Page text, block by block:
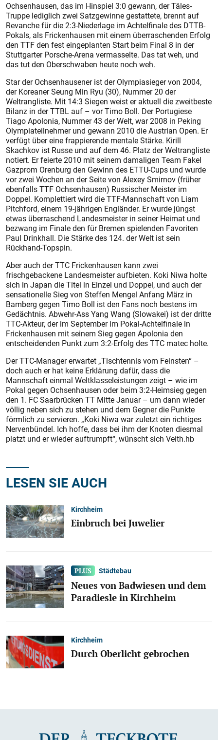
Ochsenhausen, das im Hinspiel 3:0 gewann, der Täles-
Truppe lediglich zwei Satzgewinne gestattete, brennt auf
Revanche für die 2:3-Niederlage im Achtelfinale des DTTB-
Pokals, als Frickenhausen mit einem überraschenden Erfolg
den TTF den fest eingeplanten Start beim Final 8 in der
Stuttgarter Porsche-Arena vermasselte. Das tat weh, und
das tut den Oberschwaben heute noch weh.
Star der Ochsenhausener ist der Olympiasieger von 2004,
der Koreaner Seung Min Ryu (30), Nummer 20 der
Weltrangliste. Mit 14:3 Siegen weist er aktuell die zweitbeste
Bilanz in der TTBL auf – vor Timo Boll. Der Portugiese
Tiago Apolonia, Nummer 43 der Welt, war 2008 in Peking
Olympiateilnehmer und gewann 2010 die Austrian Open. Er
verfügt über eine frappierende mentale Stärke. Kirill
Skachkov ist Russe und auf dem 46. Platz der Weltrangliste
notiert. Er feierte 2010 mit seinem damaligen Team Fakel
Gazprom Orenburg den Gewinn des ETTU-Cups und wurde
vor zwei Wochen an der Seite von Alexey Smirnov (früher
ebenfalls TTF Ochsenhausen) Russischer Meister im
Doppel. Komplettiert wird die TTF-Mannschaft von Liam
Pitchford, einem 19-jährigen Engländer. Er wurde jüngst
etwas überraschend Landesmeister in seiner Heimat und
bezwang im Finale den für Bremen spielenden Favoriten
Paul Drinkhall. Die Stärke des 124. der Welt ist sein
Rückhand-Topspin.
Aber auch der TTC Frickenhausen kann zwei
frischgebackene Landesmeister aufbieten. Koki Niwa holte
sich in Japan die Titel in Einzel und Doppel, und auch der
sensationelle Sieg von Steffen Mengel Anfang März in
Bamberg gegen Timo Boll ist den Fans noch bestens im
Gedächtnis. Abwehr-Ass Yang Wang (Slowakei) ist der dritte
TTC-Akteur, der im September im Pokal-Achtelfinale in
Frickenhausen mit seinem Sieg gegen Apolonia den
entscheidenden Punkt zum 3:2-Erfolg des TTC matec holte.
Der TTC-Manager erwartet „Tischtennis vom Feinsten“ –
doch auch er hat keine Erklärung dafür, dass die
Mannschaft einmal Weltklasseleistungen zeigt – wie im
Pokal gegen Ochsenhausen oder beim 3:2-Heimsieg gegen
den 1. FC Saarbrücken TT Mitte Januar – um dann wieder
völlig neben sich zu stehen und dem Gegner die Punkte
förmlich zu servieren. „Koki Niwa war zuletzt ein richtiges
Nervenbündel. Ich hoffe, dass bei ihm der Knoten diesmal
platzt und er wieder auftrumpft“, wünscht sich Veith.hb
LESEN SIE AUCH
Kirchheim
Einbruch bei Juwelier
Städtebau
Neues von Badwiesen und dem
Paradiesle in Kirchheim
Kirchheim
Durch Oberlicht gebrochen